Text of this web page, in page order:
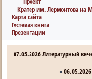
Кратер им. Лермонтова на
Карта сайта
Гостевая книга
Презентации
07.05.2026 Литературный
«